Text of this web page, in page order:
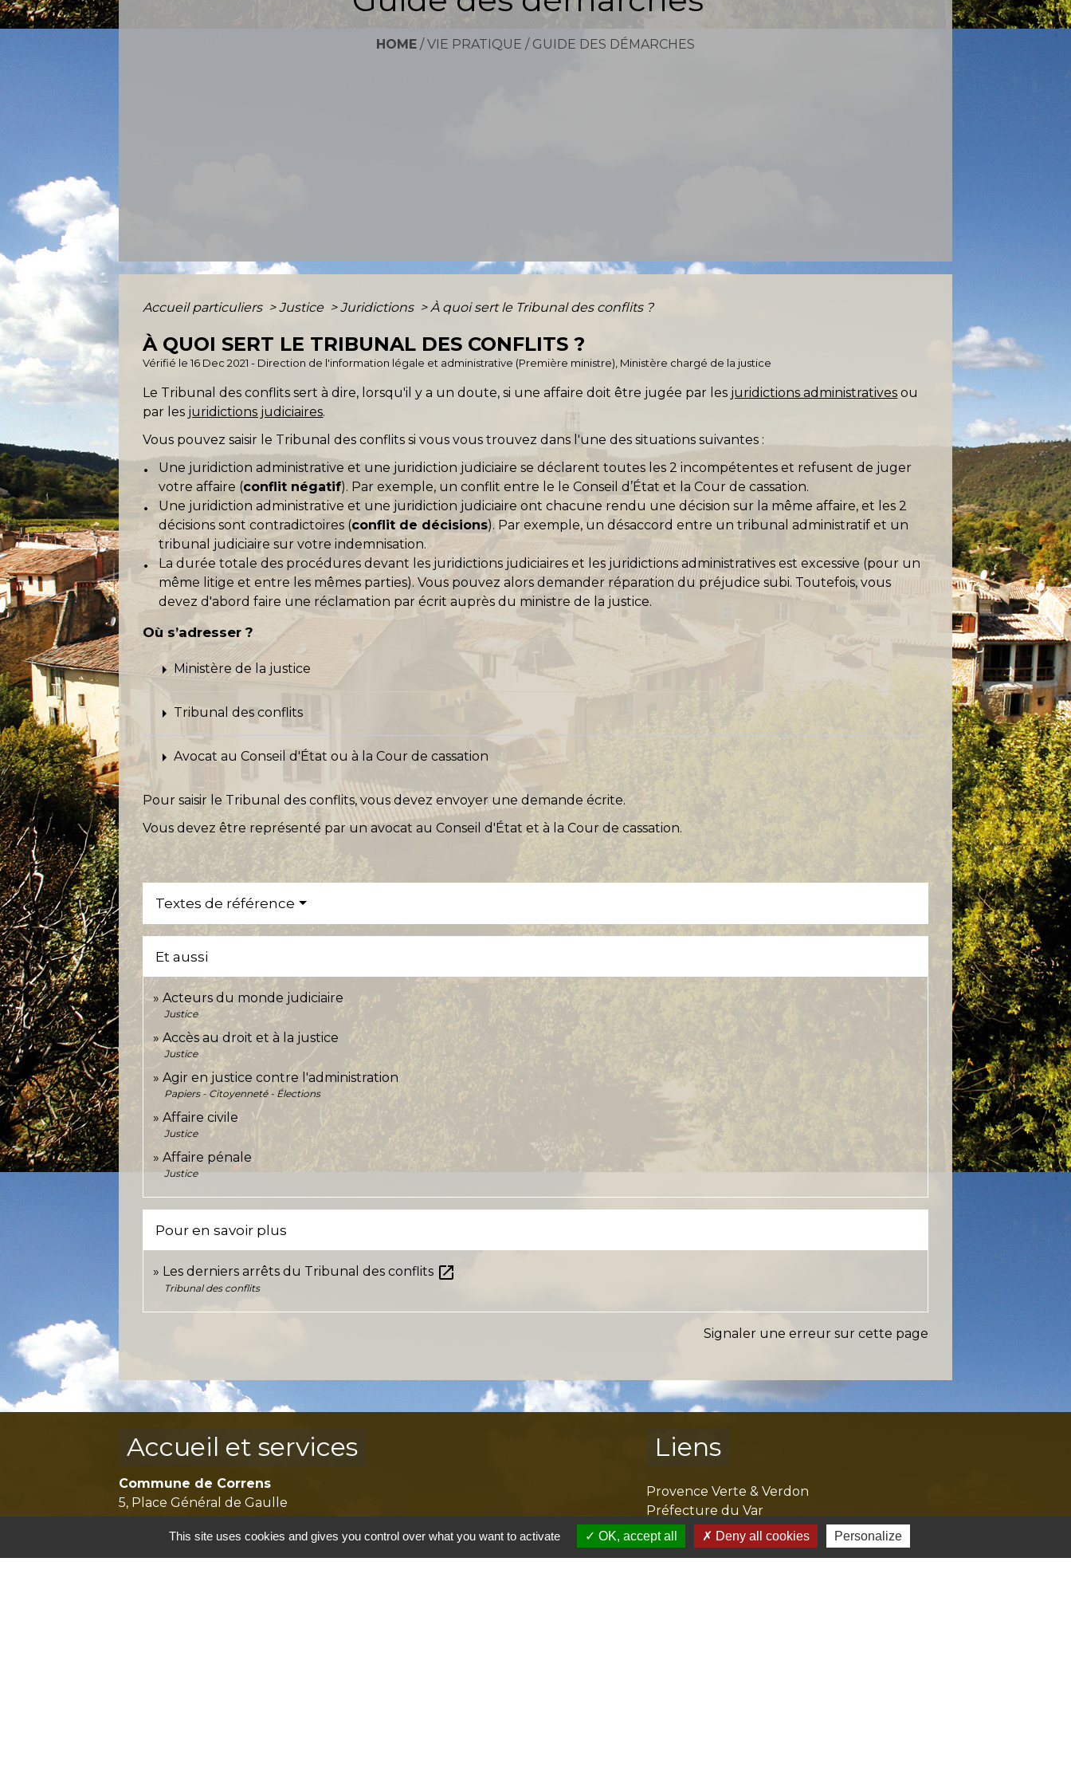
HOME / VIE PRATIQUE / GUIDE DES DÉMARCHES
Accueil particuliers > Justice > Juridictions > À quoi sert le Tribunal des conflits ?
À QUOI SERT LE TRIBUNAL DES CONFLITS ?
Vérifié le 16 Dec 2021 - Direction de l'information légale et administrative (Première ministre), Ministère chargé de la justice
Le Tribunal des conflits sert à dire, lorsqu'il y a un doute, si une affaire doit être jugée par les juridictions administratives ou
par les juridictions judiciaires.
Vous pouvez saisir le Tribunal des conflits si vous vous trouvez dans l'une des situations suivantes :
Une juridiction administrative et une juridiction judiciaire se déclarent toutes les 2 incompétentes et refusent de juger
votre affaire (conflit négatif). Par exemple, un conflit entre le le Conseil d’État et la Cour de cassation.
Une juridiction administrative et une juridiction judiciaire ont chacune rendu une décision sur la même affaire, et les 2
décisions sont contradictoires (conflit de décisions). Par exemple, un désaccord entre un tribunal administratif et un
tribunal judiciaire sur votre indemnisation.
La durée totale des procédures devant les juridictions judiciaires et les juridictions administratives est excessive (pour un
même litige et entre les mêmes parties). Vous pouvez alors demander réparation du préjudice subi. Toutefois, vous
devez d'abord faire une réclamation par écrit auprès du ministre de la justice.
Où s’adresser ?
arrow_rightMinistère de la justice
arrow_right Tribunal des conflits
arrow_rightAvocat au Conseil d'État ou à la Cour de cassation
Pour saisir le Tribunal des conflits, vous devez envoyer une demande écrite.
Vous devez être représenté par un avocat au Conseil d'État et à la Cour de cassation.
Textes de référence
Et aussi
Acteurs du monde judiciaire
Justice
Accès au droit et à la justice
Justice
Agir en justice contre l'administration
Papiers - Citoyenneté - Élections
Affaire civile
Justice
Affaire pénale
Justice
Pour en savoir plus
Les derniers arrêts du Tribunal des conflits open_in_new
Tribunal des conflits
Signaler une erreur sur cette page
Accueil et services
Commune de Correns
5, Place Général de Gaulle
83570 Correns - FRANCE
+33 4 94 37 21 95
Liens
Provence Verte & Verdon
Préfecture du Var
Réglementation de l'accès aux massifs forestiers
Mission Local Ouest Var
This site uses cookies and gives you control over what you want to activate OK, accept all Deny all cookies Personalize